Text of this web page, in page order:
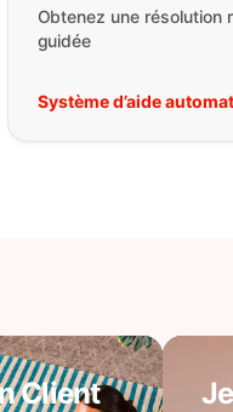
Obtenez une résolution
guidée
Système d’aide
Client